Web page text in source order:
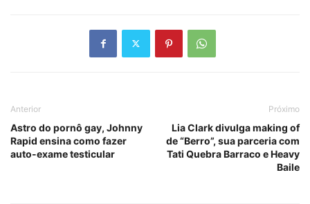
Anterior
Astro do pornô gay, Johnny
Rapid ensina como fazer
auto-exame testicular
Próximo
Lia Clark divulga making of
de “Berro”, sua parceria com
Tati Quebra Barraco e Heavy
Baile